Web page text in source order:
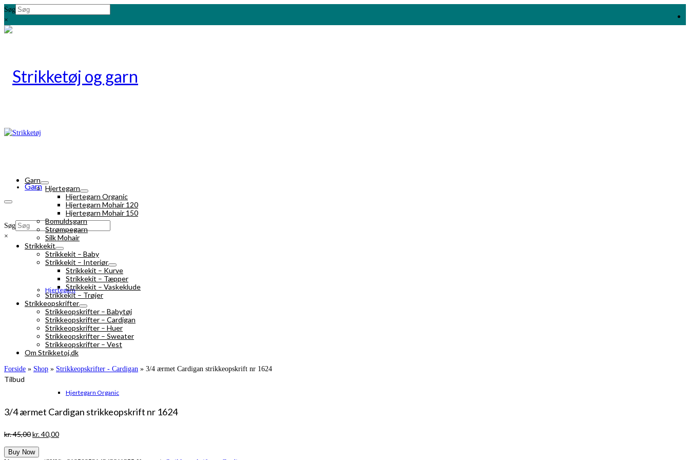
Søg
×
Garn
Hjertegarn
Hjertegarn Organic
Søg
×
Garn
Hjertegarn
Hjertegarn Organic
Hjertegarn Mohair 120
Hjertegarn Mohair 150
Bomuldsgarn
Strømpegarn
Silk Mohair
Strikkekit
Strikkekit – Baby
Strikkekit – Interiør
Strikkekit – Kurve
Strikkekit – Tæpper
Strikkekit – Vaskeklude
Strikkekit – Trøjer
Strikkeopskrifter
Strikkeopskrifter – Babytøj
Strikkeopskrifter – Cardigan
Strikkeopskrifter – Huer
Strikkeopskrifter – Sweater
Strikkeopskrifter – Vest
Om Strikketoj.dk
Forside » Shop » Strikkeopskrifter - Cardigan » 3/4 ærmet Cardigan strikkeopskrift nr 1624
Tilbud
3/4 ærmet Cardigan strikkeopskrift nr 1624
kr.45,00Den
pris
kr.40,00Den
Buy Now